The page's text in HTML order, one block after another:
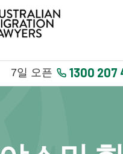
7일 오픈 1300 207